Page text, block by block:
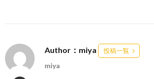
Author：miya 投稿一覧
miya